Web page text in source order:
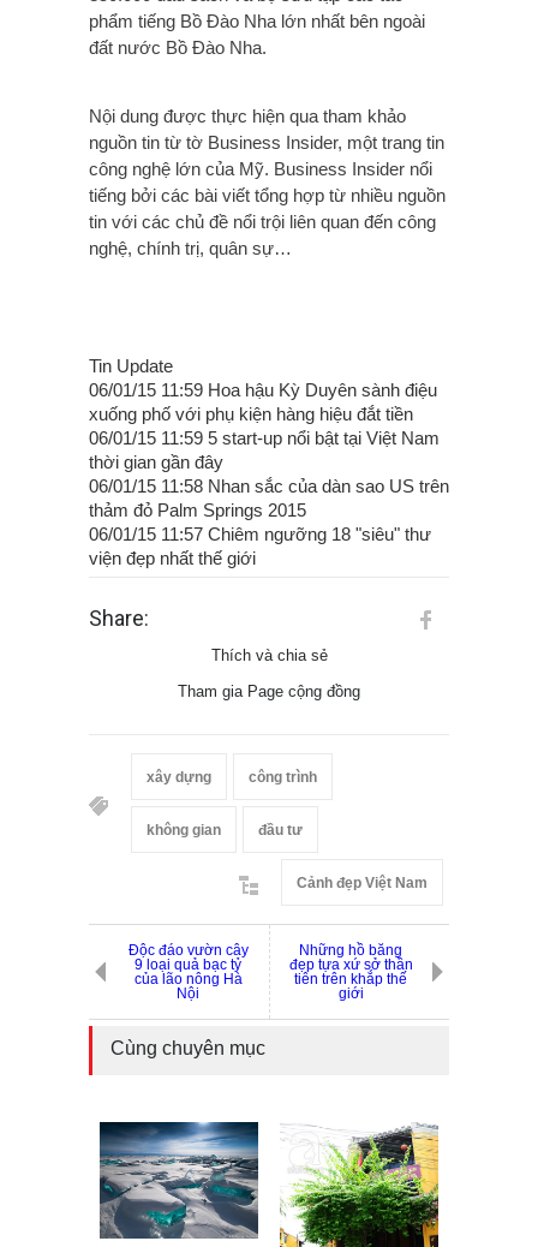
phẩm tiếng Bồ Đào Nha lớn nhất bên ngoài
đất nước Bồ Đào Nha.
Nội dung được thực hiện qua tham khảo
nguồn tin từ tờ Business Insider, một trang tin
công nghệ lớn của Mỹ. Business Insider nổi
tiếng bởi các bài viết tổng hợp từ nhiều nguồn
tin với các chủ đề nổi trội liên quan đến công
nghệ, chính trị, quân sự…
Tin Update
06/01/15 11:59 Hoa hậu Kỳ Duyên sành điệu
xuống phố với phụ kiện hàng hiệu đắt tiền
06/01/15 11:59 5 start-up nổi bật tại Việt Nam
thời gian gần đây
06/01/15 11:58 Nhan sắc của dàn sao US trên
thảm đỏ Palm Springs 2015
06/01/15 11:57 Chiêm ngưỡng 18 "siêu" thư
viện đẹp nhất thế giới
Share:
Thích và chia sẻ
Tham gia Page cộng đồng
xây dựng công trình
không gian đầu tư
Cảnh đẹp Việt Nam
Độc đáo vườn cây
9 loại quả bạc tỷ
của lão nông Hà
Nội
Những hồ băng
đẹp tựa xứ sở thần
tiên trên khắp thế
giới
Cùng chuyên mục